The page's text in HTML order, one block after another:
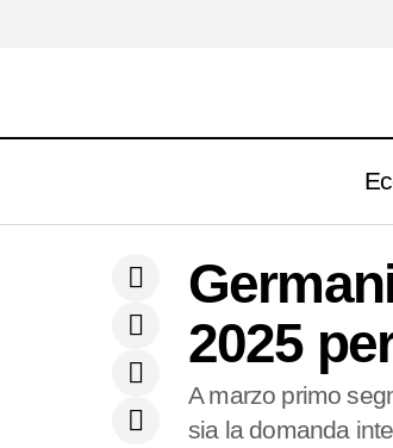
commerciale a marzo
2025
A marzo primo
sia la domanda